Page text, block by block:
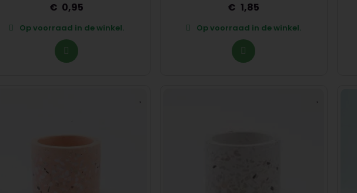
0,95
Op voorraad in de winkel.
1,85
Op voorraad in de winkel.